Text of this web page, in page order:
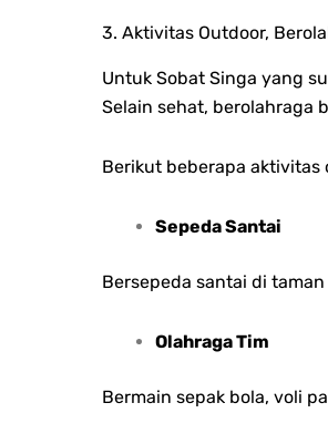
3. Aktivitas Outdoor,
Untuk Sobat Singa yang
Selain sehat, berolahraga
Berikut beberapa aktivitas
Sepeda Santai
Bersepeda santai di
Olahraga Tim
Bermain sepak bola, voli